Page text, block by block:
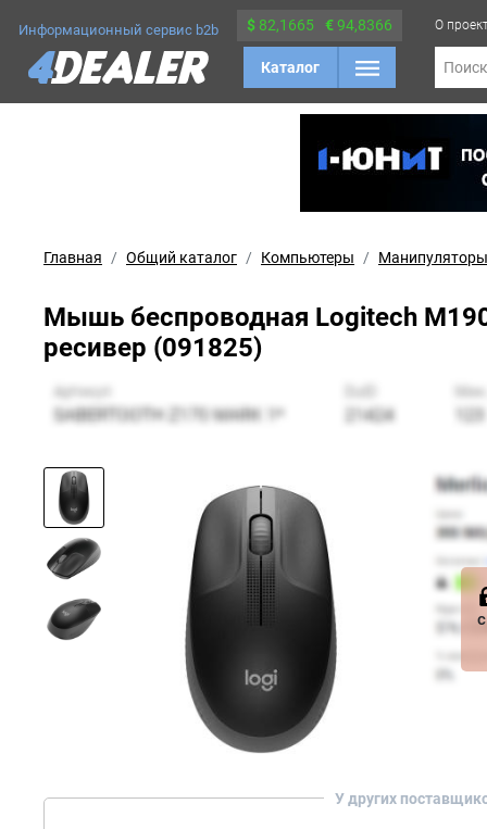
Информационный сервис b2b $ 82,1665 €94,8366
Каталог
О
Поиск
Главная Общий каталог Компьютеры
Мышь беспроводная Logitech
ресивер (091825)
У других